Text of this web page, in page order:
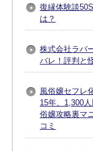
復縁体験談
は？
株式会社ラバ
バレ！評判と
風俗嬢セフレ
15年、1,300
俗嬢攻略裏マ
コミ